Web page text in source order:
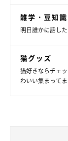
雑学・豆知識
明日誰かに話し
猫グッズ
猫好きならチェ
わいい集まって